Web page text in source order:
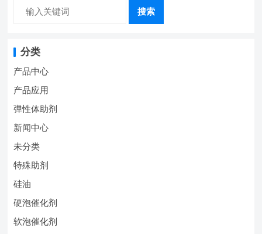
搜索
分类
产品中心
产品应用
弹性体助剂
新闻中心
未分类
特殊助剂
硅油
硬泡催化剂
软泡催化剂